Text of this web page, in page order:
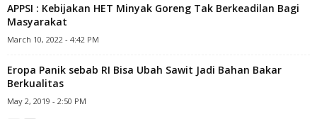
APPSI : Kebijakan HET Minyak Goreng Tak Berkeadilan Bagi
Masyarakat
March 10, 2022 - 4:42 PM
Eropa Panik sebab RI Bisa Ubah Sawit Jadi Bahan Bakar
Berkualitas
May 2, 2019 - 2:50 PM